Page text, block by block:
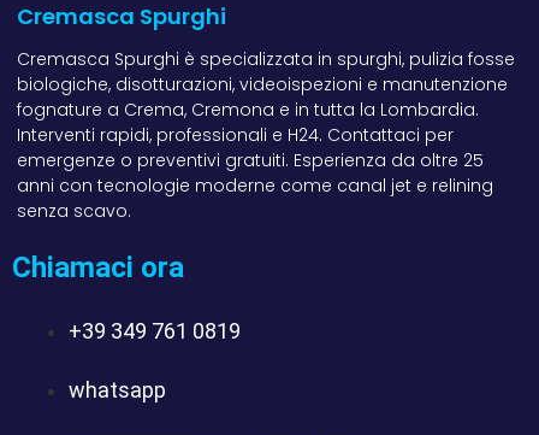
Cremasca Spurghi
Cremasca Spurghi è specializzata in spurghi, pulizia fosse
biologiche, disotturazioni, videoispezioni e manutenzione
fognature a Crema, Cremona e in tutta la Lombardia.
Interventi rapidi, professionali e H24. Contattaci per
emergenze o preventivi gratuiti. Esperienza da oltre 25
anni con tecnologie moderne come canal jet e relining
senza scavo.
Chiamaci ora
+39 349 761 0819
whatsapp